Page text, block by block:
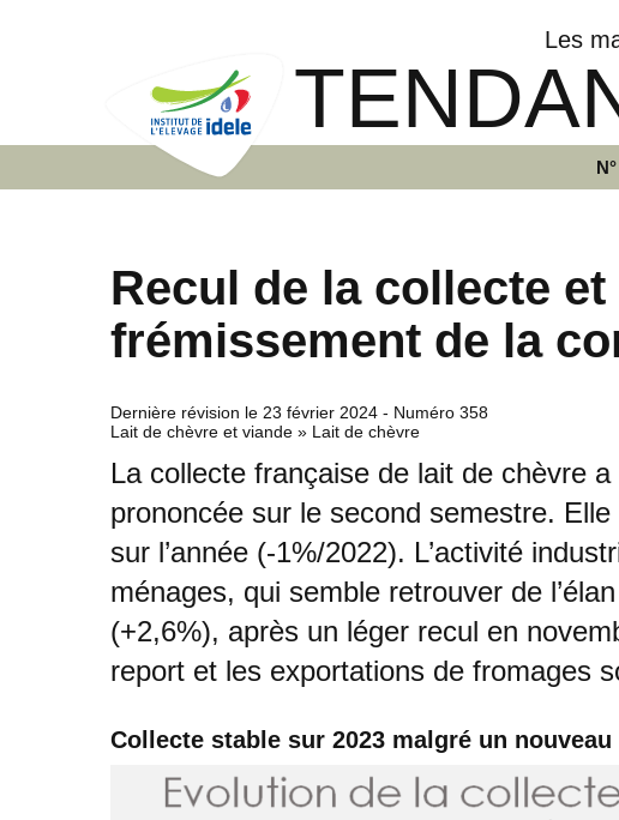
Les
Recul de la collecte
frémissement de la
Dernière révision le 23 février 2024 - Numéro 358
Lait de chèvre et viande » Lait de chèvre
La collecte française de lait de chèvre
prononcée sur le second semestre.
sur l’année (-1%/2022). L’activité
ménages, qui semble retrouver de
(+2,6%), après un léger recul en
report et les exportations de fromages
Collecte stable sur 2023 malgré un